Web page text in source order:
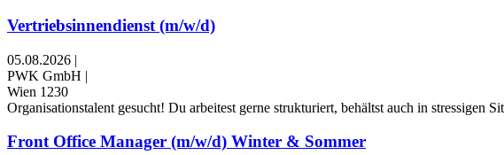
Vertriebsinnendienst (m/w/d)
05.08.2026 |
PWK GmbH |
Wien 1230
Organisationstalent gesucht! Du arbeitest gerne strukturiert, behältst auch in
Front Office Manager (m/w/d) Winter & Sommer